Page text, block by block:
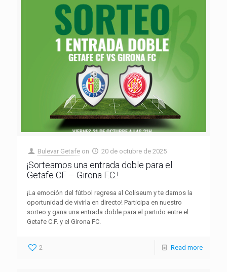
Bulevar Getafe on 20 de octubre de 2025
¡Sorteamos una entrada doble para el
Getafe CF – Girona F.C.!
¡La emoción del fútbol regresa al Coliseum y te damos la
oportunidad de vivirla en directo! Participa en nuestro
sorteo y gana una entrada doble para el partido entre el
Getafe C.F. y el Girona FC.
2 Read more